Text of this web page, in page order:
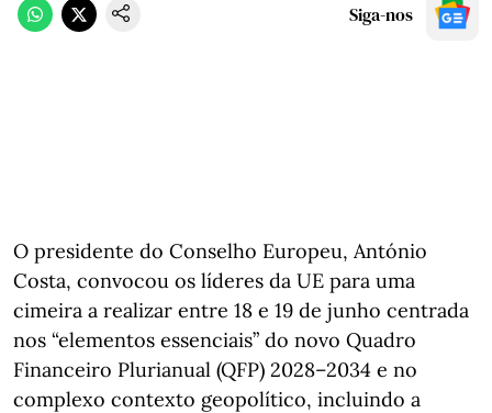
Siga-nos
O presidente do Conselho Europeu, António
Costa, convocou os líderes da UE para uma
cimeira a realizar entre 18 e 19 de junho centrada
nos “elementos essenciais” do novo Quadro
Financeiro Plurianual (QFP) 2028–2034 e no
complexo contexto geopolítico, incluindo a